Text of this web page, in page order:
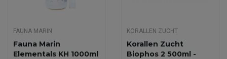
FAUNA MARIN
Fauna Marin
Elementals KH 1000ml
KORALLEN ZUCHT
Korallen Zucht
Biophos 2 500ml -